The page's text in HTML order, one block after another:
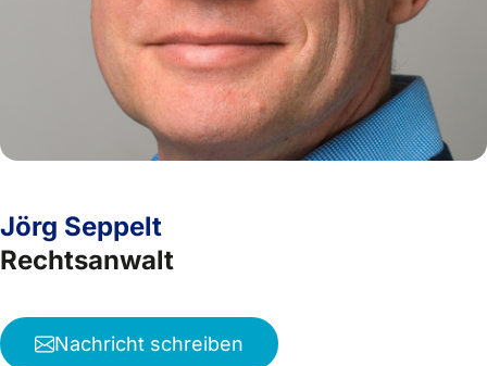
Jörg Seppelt
Rechtsanwalt
Nachricht schreiben